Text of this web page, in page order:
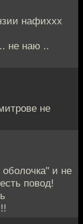
нафиххх
не наю ..
не
и не
повод!